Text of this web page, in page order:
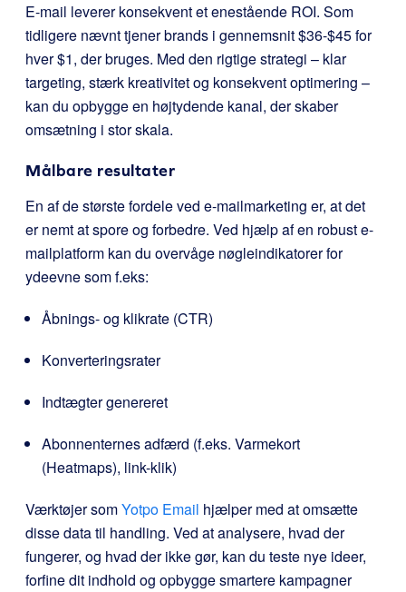
E-mail leverer konsekvent et enestående ROI. Som
tidligere nævnt tjener brands i gennemsnit $36-$45 for
hver $1, der bruges. Med den rigtige strategi – klar
targeting, stærk kreativitet og konsekvent optimering –
kan du opbygge en højtydende kanal, der skaber
omsætning i stor skala.
Målbare resultater
En af de største fordele ved e-mailmarketing er, at det
er nemt at spore og forbedre. Ved hjælp af en robust e-
mailplatform kan du overvåge nøgleindikatorer for
ydeevne som f.eks:
Åbnings- og klikrate (CTR)
Konverteringsrater
Indtægter genereret
Abonnenternes adfærd (f.eks. Varmekort
(Heatmaps), link-klik)
Værktøjer somYotpo Email hjælper med at omsætte
disse data til handling. Ved at analysere, hvad der
fungerer, og hvad der ikke gør, kan du teste nye ideer,
forfine dit indhold og opbygge smartere kampagner